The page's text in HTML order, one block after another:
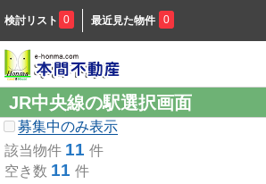
検討リスト 0 最近見た物件 0
JR中央線の駅選択画面
募集中のみ表示
該当物件 11 件
空き数 11 件